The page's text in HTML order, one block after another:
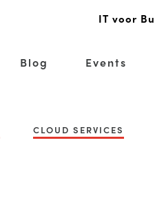
Blog Events
CLOUD SERVICES
IT voor